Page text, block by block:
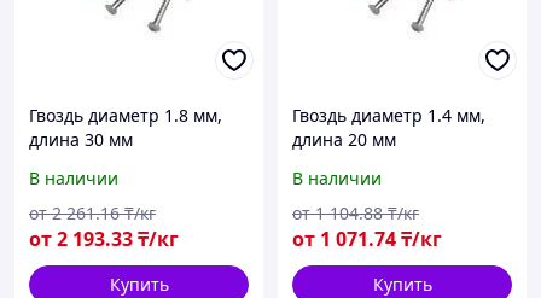
Гвоздь диаметр 1.8 мм,
длина 30 мм
В наличии
от2 193.33₸/кг
от 2 261.16 ₸/кг
Купить
Гвоздь диаметр 1.4 мм,
длина 20 мм
В наличии
от 1 071.74₸/кг
от 1 104.88 ₸/кг
Купить